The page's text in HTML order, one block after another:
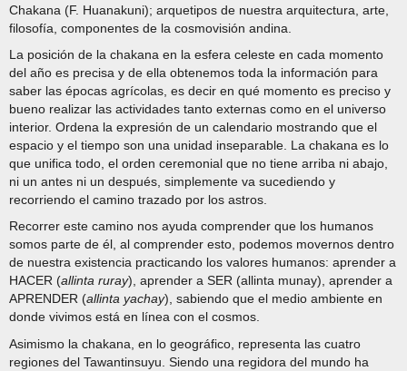
Chakana (F. Huanakuni); arquetipos de nuestra arquitectura, arte,
filosofía, componentes de la cosmovisión andina.
La posición de la chakana en la esfera celeste en cada momento
del año es precisa y de ella obtenemos toda la información para
saber las épocas agrícolas, es decir en qué momento es preciso y
bueno realizar las actividades tanto externas como en el universo
interior. Ordena la expresión de un calendario mostrando que el
espacio y el tiempo son una unidad inseparable. La chakana es lo
que unifica todo, el orden ceremonial que no tiene arriba ni abajo,
ni un antes ni un después, simplemente va sucediendo y
recorriendo el camino trazado por los astros.
Recorrer este camino nos ayuda comprender que los humanos
somos parte de él, al comprender esto, podemos movernos dentro
de nuestra existencia practicando los valores humanos: aprender a
HACER (allinta ruray), aprender a SER (allinta munay), aprender a
APRENDER (allinta yachay), sabiendo que el medio ambiente en
donde vivimos está en línea con el cosmos.
Asimismo la chakana, en lo geográfico, representa las cuatro
regiones del Tawantinsuyu. Siendo una regidora del mundo ha